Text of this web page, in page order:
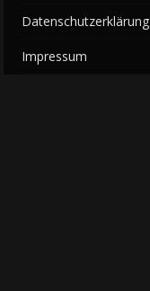
Datenschutzerklärung
Impressum